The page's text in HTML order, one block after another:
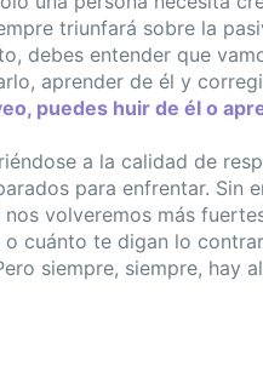
triunfará sobre la
debes entender que
aprender de él y
puedes huir de él o
a la calidad de
para enfrentar. Sin
volveremos más
cuánto te digan lo
siempre, siempre, hay